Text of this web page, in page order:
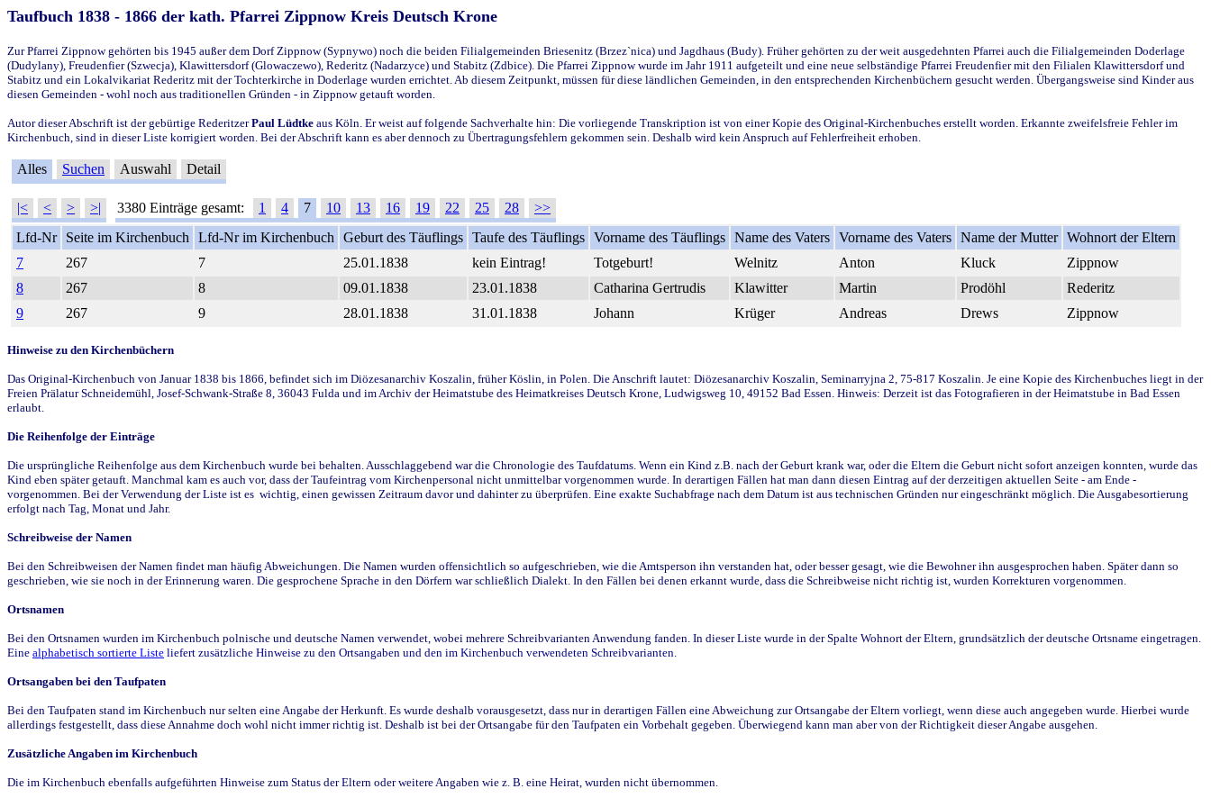
Taufbuch 1838 - 1866 der kath. Pfarrei Zippnow Kreis Deutsch Krone
Zur Pfarrei Zippnow gehörten bis 1945 außer dem Dorf Zippnow (Sypnywo) noch die beiden Filialgemeinden Briesenitz (Brzez`nica) und Jagdhaus (Budy). Früher gehörten zu der weit ausgedehnten Pfarrei auch die Filialgemeinden Doderlage
(Dudylany), Freudenfier (Szwecja), Klawittersdorf (Glowaczewo), Rederitz (Nadarzyce) und Stabitz (Zdbice). Die Pfarrei Zippnow wurde im Jahr 1911 aufgeteilt und eine neue selbständige Pfarrei Freudenfier mit den Filialen Klawittersdorf und
Stabitz und ein Lokalvikariat Rederitz mit der Tochterkirche in Doderlage wurden errichtet. Ab diesem Zeitpunkt, müssen für diese ländlichen Gemeinden, in den entsprechenden Kirchenbüchern gesucht werden. Übergangsweise sind Kinder aus
diesen Gemeinden - wohl noch aus traditionellen Gründen - in Zippnow getauft worden.
Autor dieser Abschrift ist der gebürtige RederitzerPaul Lüdtke aus Köln. Er weist auf folgende Sachverhalte hin: Die vorliegende Transkription ist von einer Kopie des Original-Kirchenbuches erstellt worden. Erkannte zweifelsfreie Fehler im
Kirchenbuch, sind in dieser Liste korrigiert worden. Bei der Abschrift kann es aber dennoch zu Übertragungsfehlern gekommen sein. Deshalb wird kein Anspruch auf Fehlerfreiheit erhoben.
Alles Suchen Auswahl Detail
|< < > >| 3380 Einträge gesamt: 1 4 7 10 13 16 19 22 25 28
>>
Lfd-Nr
Seite im Kirchenbuch Lfd-Nr im Kirchenbuch Geburt des Täuflings Taufe des Täuflings Vorname des Täuflings Name des Vaters Vorname des Vaters Name der Mutter Wohnort der Eltern
7
267 7 25.01.1838 kein Eintrag! Totgeburt! Welnitz Anton Kluck
Zippnow
8
267 8 09.01.1838 23.01.1838 Catharina Gertrudis Klawitter Martin Prodöhl
Rederitz
9
267 9 28.01.1838 31.01.1838 Johann Krüger Andreas Drews Zippnow
Hinweise zu den Kirchenbüchern
Das Original-Kirchenbuch von Januar 1838 bis 1866, befindet sich im Diözesanarchiv Koszalin, früher Köslin, in Polen. Die Anschrift lautet: Diözesanarchiv Koszalin, Seminarryjna 2, 75-817 Koszalin. Je eine Kopie des Kirchenbuches liegt in der
Freien Prälatur Schneidemühl, Josef-Schwank-Straße 8, 36043 Fulda und im Archiv der Heimatstube des Heimatkreises Deutsch Krone, Ludwigsweg 10, 49152 Bad Essen. Hinweis: Derzeit ist das Fotografieren in der Heimatstube in Bad Essen
erlaubt.
Die Reihenfolge der Einträge
Die ursprüngliche Reihenfolge aus dem Kirchenbuch wurde bei behalten. Ausschlaggebend war die Chronologie des Taufdatums. Wenn ein Kind z.B. nach der Geburt krank war, oder die Eltern die Geburt nicht sofort anzeigen konnten, wurde das
Kind eben später getauft. Manchmal kam es auch vor, dass der Taufeintrag vom Kirchenpersonal nicht unmittelbar vorgenommen wurde. In derartigen Fällen hat man dann diesen Eintrag auf der derzeitigen aktuellen Seite - am Ende -
vorgenommen. Bei der Verwendung der Liste ist es wichtig, einen gewissen Zeitraum davor und dahinter zu überprüfen. Eine exakte Suchabfrage nach dem Datum ist aus technischen Gründen nur eingeschränkt möglich. Die Ausgabesortierung
erfolgt nach Tag, Monat und Jahr.
Schreibweise der Namen
Bei den Schreibweisen der Namen findet man häufig Abweichungen. Die Namen wurden offensichtlich so aufgeschrieben, wie die Amtsperson ihn verstanden hat, oder besser gesagt, wie die Bewohner ihn ausgesprochen haben. Später dann so
geschrieben, wie sie noch in der Erinnerung waren. Die gesprochene Sprache in den Dörfern war schließlich Dialekt. In den Fällen bei denen erkannt wurde, dass die Schreibweise nicht richtig ist, wurden Korrekturen vorgenommen.
Ortsnamen
Bei den Ortsnamen wurden im Kirchenbuch polnische und deutsche Namen verwendet, wobei mehrere Schreibvarianten Anwendung fanden. In dieser Liste wurde in der Spalte Wohnort der Eltern, grundsätzlich der deutsche Ortsname eingetragen.
Eine alphabetisch sortierte Liste liefert zusätzliche Hinweise zu den Ortsangaben und den im Kirchenbuch verwendeten Schreibvarianten.
Ortsangaben bei den Taufpaten
Bei den Taufpaten stand im Kirchenbuch nur selten eine Angabe der Herkunft. Es wurde deshalb vorausgesetzt, dass nur in derartigen Fällen eine Abweichung zur Ortsangabe der Eltern vorliegt, wenn diese auch angegeben wurde. Hierbei wurde
allerdings festgestellt, dass diese Annahme doch wohl nicht immer richtig ist. Deshalb ist bei der Ortsangabe für den Taufpaten ein Vorbehalt gegeben. Überwiegend kann man aber von der Richtigkeit dieser Angabe ausgehen.
Zusätzliche Angaben im Kirchenbuch
Die im Kirchenbuch ebenfalls aufgeführten Hinweise zum Status der Eltern oder weitere Angaben wie z. B. eine Heirat, wurden nicht übernommen.